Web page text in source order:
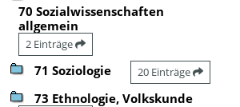
70 Sozialwissenschaften
allgemein
2 Einträge
71 Soziologie 20 Einträge
73 Ethnologie, Volkskunde